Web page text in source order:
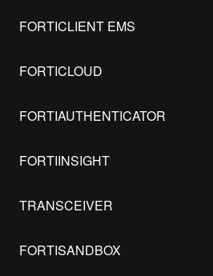
FORTICLIENT EMS
FORTICLOUD
FORTIAUTHENTICATOR
FORTIINSIGHT
TRANSCEIVER
FORTISANDBOX